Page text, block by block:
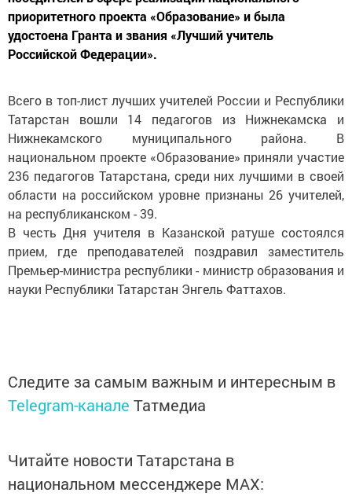
приоритетного проекта «Образование» и была
удостоена Гранта и звания «Лучший учитель
Российской Федерации».
Всего в топ-лист лучших учителей России и Республики
Татарстан вошли 14 педагогов из Нижнекамска и
Нижнекамского муниципального района. В
национальном проекте «Образование» приняли участие
236 педагогов Татарстана, среди них лучшими в своей
области на российском уровне признаны 26 учителей,
на республиканском - 39.
В честь Дня учителя в Казанской ратуше состоялся
прием, где преподавателей поздравил заместитель
Премьер-министра республики - министр образования и
науки Республики Татарстан Энгель Фаттахов.
Следите за самым важным и интересным в
Telegram-канале Татмедиа
Читайте новости Татарстана в
национальном мессенджере MАХ: